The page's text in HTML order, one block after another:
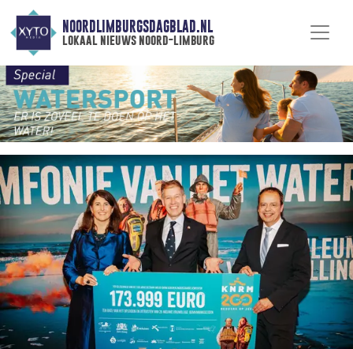
NOORDLIMBURGSDAGBLAD.NL
lokaal nieuws noord-limburg